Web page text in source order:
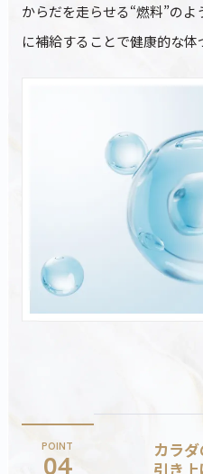
からだを走らせる“燃料”の
に補給することで健康的な体
POINT
04
カラ
引き